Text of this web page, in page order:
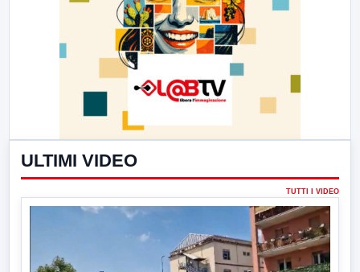
ULTIMI VIDEO
TUTTI I VIDEO